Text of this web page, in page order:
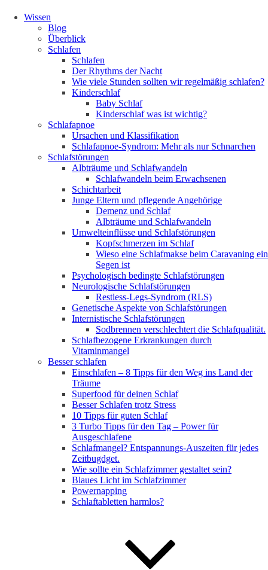
Wissen
Blog
Überblick
Schlafen
Schlafen
Der Rhythms der Nacht
Wie viele Stunden sollten wir regelmäßig schlafen?
Kinderschlaf
Baby Schlaf
Kinderschlaf was ist wichtig?
Schlafapnoe
Ursachen und Klassifikation
Schlafapnoe-Syndrom: Mehr als nur Schnarchen
Schlafstörungen
Albträume und Schlafwandeln
Schlafwandeln beim Erwachsenen
Schichtarbeit
Junge Eltern und pflegende Angehörige
Demenz und Schlaf
Albträume und Schlafwandeln
Umwelteinflüsse und Schlafstörungen
Kopfschmerzen im Schlaf
Wieso eine Schlafmakse beim Caravaning ein
Segen ist
Psychologisch bedingte Schlafstörungen
Neurologische Schlafstörungen
Restless-Legs-Syndrom (RLS)
Genetische Aspekte von Schlafstörungen
Internistische Schlafstörungen
Sodbrennen verschlechtert die Schlafqualität.
Schlafbezogene Erkrankungen durch
Vitaminmangel
Besser schlafen
Einschlafen – 8 Tipps für den Weg ins Land der
Träume
Superfood für deinen Schlaf
Besser Schlafen trotz Stress
10 Tipps für guten Schlaf
3 Turbo Tipps für den Tag – Power für
Ausgeschlafene
Schlafmangel? Entspannungs-Auszeiten für jedes
Zeitbugdget.
Wie sollte ein Schlafzimmer gestaltet sein?
Blaues Licht im Schlafzimmer
Powernapping
Schlaftabletten harmlos?